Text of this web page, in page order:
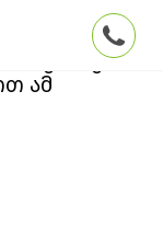
ძებნის
ამ